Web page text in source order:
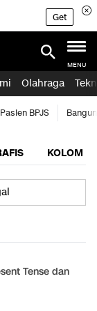
Get
MENU
Olahraga
Pasien BPJS
KOLOM
Tense dan